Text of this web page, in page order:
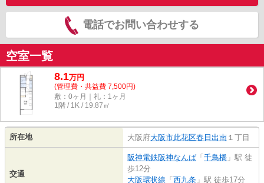
電話でお問い合わせする
空室一覧
8.1万円
(管理費・共益費 7,500円)
敷：0ヶ月｜礼：1ヶ月
1階 / 1K / 19.87㎡
所在地 大阪府大阪市此花区春日出南 １丁目
交通
阪神電鉄阪神なんば 「 千鳥橋 」駅 徒
歩12分
大阪環状線 「 西九条 」駅 徒歩17分